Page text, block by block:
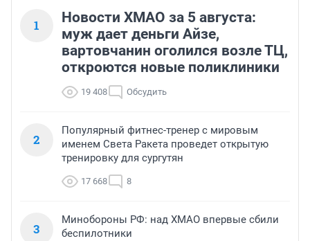
1
Новости ХМАО за 5 августа:
муж дает деньги Айзе,
вартовчанин оголился возле ТЦ,
откроются новые поликлиники
19 408 Обсудить
2
Популярный фитнес-тренер с мировым
именем Света Ракета проведет открытую
тренировку для сургутян
17 668 8
3
Минобороны РФ: над ХМАО впервые сбили
беспилотники